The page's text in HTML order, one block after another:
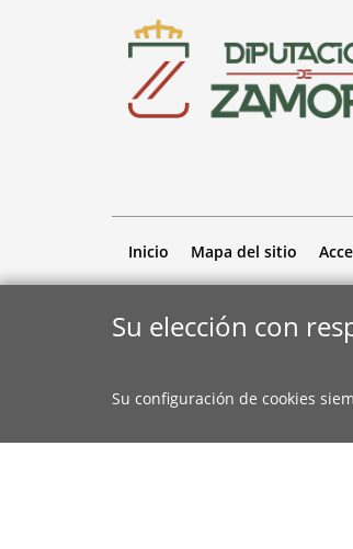
Inicio Mapa del sitio
Su elección con
Su configuración de cookies